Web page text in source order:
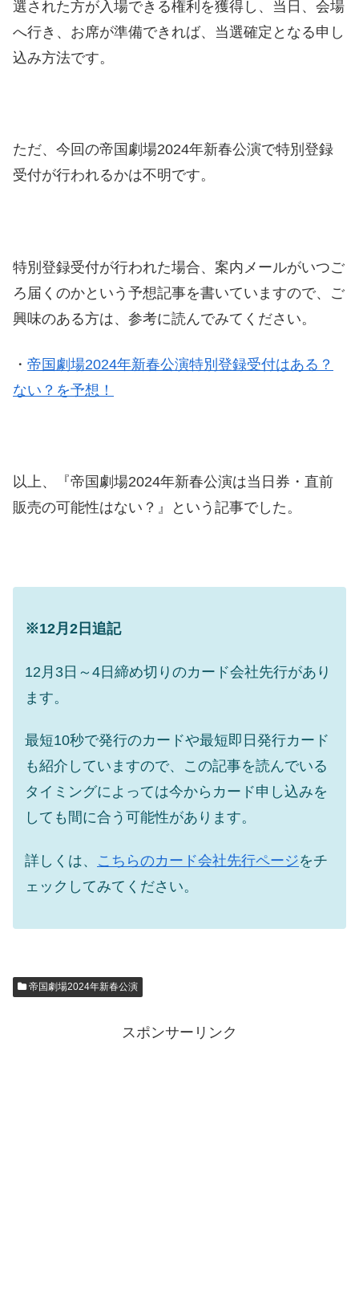
選された方が入場できる権利を獲得し、当日、会場
へ行き、お席が準備できれば、当選確定となる申し
込み方法です。
ただ、今回の帝国劇場2024年新春公演で特別登録
受付が行われるかは不明です。
特別登録受付が行われた場合、案内メールがいつご
ろ届くのかという予想記事を書いていますので、ご
興味のある方は、参考に読んでみてください。
・ 帝国劇場2024年新春公演特別登録受付はある？
ない？を予想！
以上、『帝国劇場2024年新春公演は当日券・直前
販売の可能性はない？』という記事でした。
※12月2日追記
12月3日～4日締め切りのカード会社先行があり
ます。
最短10秒で発行のカードや最短即日発行カード
も紹介していますので、この記事を読んでいる
タイミングによっては今からカード申し込みを
しても間に合う可能性があります。
詳しくは、 こちらのカード会社先行ページをチ
ェックしてみてください。
帝国劇場2024年新春公演
スポンサーリンク